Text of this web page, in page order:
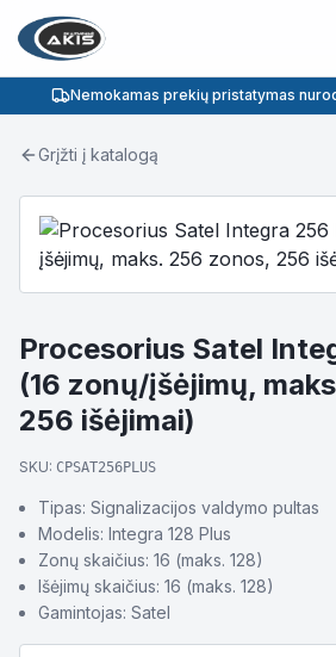
Nemokamas prekių pristatymas
Grįžti į katalogą
Procesorius Satel
(16 zonų/įšėjimų,
256 išėjimai)
SKU: CPSAT256PLUS
Tipas: Signalizacijos valdymo pultas
Modelis: Integra 128 Plus
Zonų skaičius: 16 (maks. 128)
Išėjimų skaičius: 16 (maks. 128)
Gamintojas: Satel